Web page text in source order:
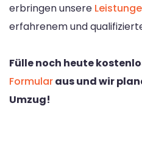
erbringen unsere
erfahrenem und
Fülle noch heute
Formularaus und wir
Umzug!